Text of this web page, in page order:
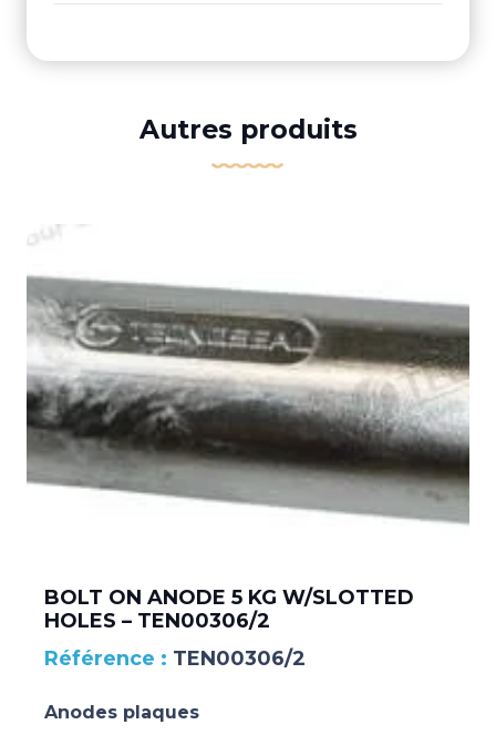
Autres produits
BOLT ON ANODE 5 KG W/SLOTTED
HOLES – TEN00306/2
TEN00306/2
Anodes plaques